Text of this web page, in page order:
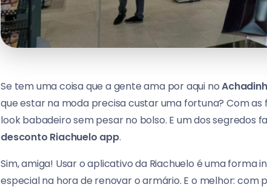
Se tem uma coisa que a gente ama por aqui no
que estar na moda precisa custar uma fortuna? Com
look babadeiro sem pesar no bolso. E um dos segredos
desconto Riachuelo app.
Sim, amiga! Usar o aplicativo da Riachuelo é uma
especial na hora de renovar o armário. E o melhor: